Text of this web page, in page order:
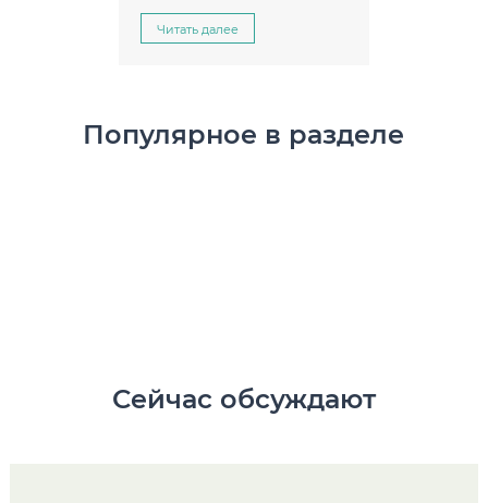
Читать далее
Популярное в разделе
Сейчас обсуждают